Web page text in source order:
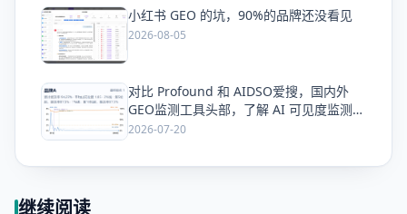
爱 小红书 GEO 的坑，90%的品牌还没看见
2026-08-05
爱
对比 Profound 和 AIDSO爱搜，国内外
GEO监测工具头部，了解 AI 可见度监测全
方案
2026-07-20
继续阅读